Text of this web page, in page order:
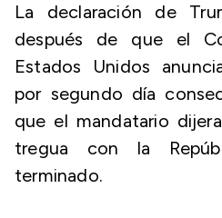
La declaración de
después de que el
Estados Unidos
por segundo día
que el mandatario
tregua con la
terminado.